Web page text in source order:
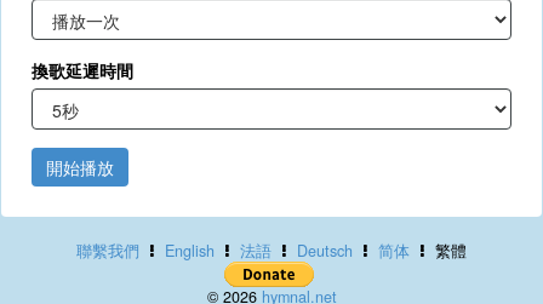
換歌延遲時間
開始播放
聯繫我們 English 法語 Deutsch 简体 繁體
© 2026 hymnal.net